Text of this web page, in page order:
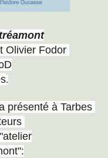
Olivier Fodor
.
présenté à Tarbes